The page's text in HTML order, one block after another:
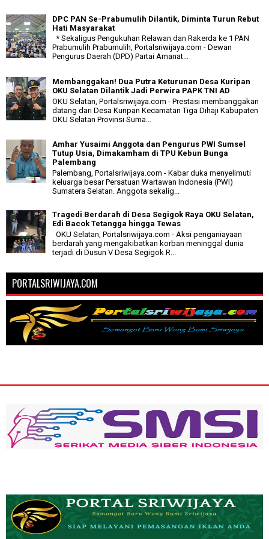
DPC PAN Se-Prabumulih Dilantik, Diminta Turun Rebut
Hati Masyarakat
* Sekaligus Pengukuhan Relawan dan Rakerda ke 1 PAN
Prabumulih Prabumulih, Portalsriwijaya.com - Dewan
Pengurus Daerah (DPD) Partai Amanat...
Membanggakan! Dua Putra Keturunan Desa Kuripan
OKU Selatan Dilantik Jadi Perwira PAPK TNI AD
OKU Selatan, Portalsriwijaya.com - Prestasi membanggakan
datang dari Desa Kuripan Kecamatan Tiga Dihaji Kabupaten
OKU Selatan Provinsi Suma...
Amhar Yusaimi Anggota dan Pengurus PWI Sumsel
Tutup Usia, Dimakamham di TPU Kebun Bunga
Palembang
Palembang, Portalsriwijaya.com - Kabar duka menyelimuti
keluarga besar Persatuan Wartawan Indonesia (PWI)
Sumatera Selatan. Anggota sekalig...
Tragedi Berdarah di Desa Segigok Raya OKU Selatan,
Edi Bacok Tetangga hingga Tewas
OKU Selatan, Portalsriwijaya.com - Aksi penganiayaan
berdarah yang mengakibatkan korban meninggal dunia
terjadi di Dusun V Desa Segigok R...
PORTALSRIWIJAYA.COM